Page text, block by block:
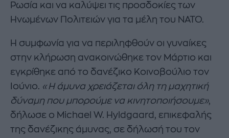
Ρωσία και να καλύψει τις προσδοκίες των
Ηνωμένων Πολιτειών για τα μέλη του ΝΑΤΟ.
Η συμφωνία για να περιληφθούν οι γυναίκες
στην κλήρωση ανακοινώθηκε τον Μάρτιο και
εγκρίθηκε από το δανέζικο Κοινοβούλιο τον
Ιούνιο. «Η άμυνα χρειάζεται όλη τη μαχητική
δύναμη που μπορούμε να κινητοποιήσουμε»,
δήλωσε ο Michael W. Hyldgaard, επικεφαλής
της δανέζικης άμυνας, σε δήλωσή του τον